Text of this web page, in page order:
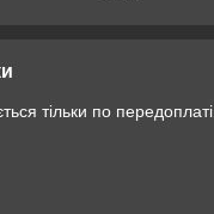
тільки по передоплаті.